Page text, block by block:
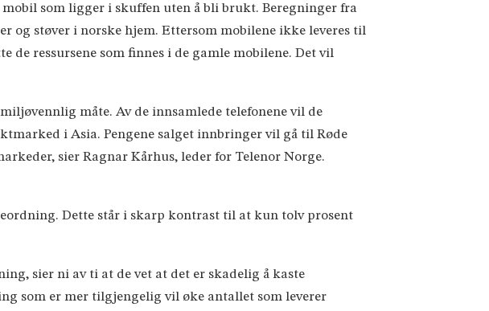
som ligger i skuffen uten å bli brukt. Beregninger fra
og støver i norske hjem. Ettersom mobilene ikke leveres til
ressursene som finnes i de gamle mobilene. Det vil
måte. Av de innsamlede telefonene vil de
i Asia. Pengene salget innbringer vil gå til Røde
sier Ragnar Kårhus, leder for Telenor Norge.
Dette står i skarp kontrast til at kun tolv prosent
sier ni av ti at de vet at det er skadelig å kaste
som er mer tilgjengelig vil øke antallet som leverer